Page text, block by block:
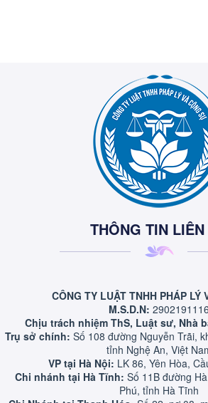
THÔNG TIN
CÔNG TY LUẬT TNHH PHÁP LÝ
M.S.D.N: 2902191116
Chịu trách nhiệm ThS, Luật sư, Nhà
Trụ sở chính: Số 108 đường Nguyễn Trãi,
tỉnh Nghệ An, Việt
VP tại Hà Nội: LK 86, Yên Hòa,
Chi nhánh tại Hà Tĩnh: Số 11B đường
Phú, tỉnh Hà Tĩnh